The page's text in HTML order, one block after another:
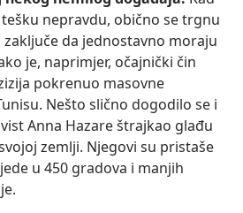
nepravdu, obično se trgnu
da jednostavno moraju
je, naprimjer, očajnički čin
pokrenuo masovne
Nešto slično dogodilo se i
Anna Hazare štrajkao glađu
zemlji. Njegovi su pristaše
u 450 gradova i manjih